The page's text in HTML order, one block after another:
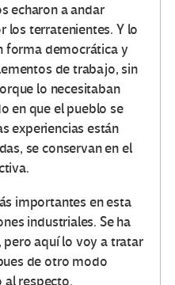
echaron a andar
los terratenientes. Y lo
forma democrática y
de trabajo, sin
lo necesitaban
en que el pueblo se
experiencias están
se conservan en el
importantes en esta
industriales. Se ha
aquí lo voy a tratar
de otro modo